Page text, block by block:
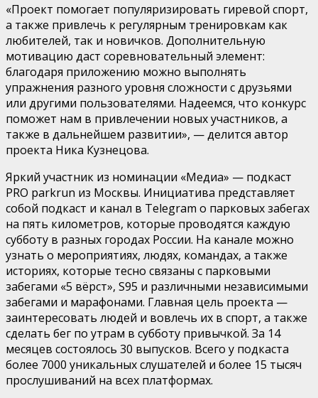
«Проект помогает популяризировать гиревой спорт,
а также привлечь к регулярным тренировкам как
любителей, так и новичков. Дополнительную
мотивацию даст соревновательный элемент:
благодаря приложению можно выполнять
упражнения разного уровня сложности с друзьями
или другими пользователями. Надеемся, что конкурс
поможет нам в привлечении новых участников, а
также в дальнейшем развитии», — делится автор
проекта Ника Кузнецова.
Яркий участник из номинации «Медиа» — подкаст
PRO parkrun из Москвы. Инициатива представляет
собой подкаст и канал в Telegram о парковых забегах
на пять километров, которые проводятся каждую
субботу в разных городах России. На канале можно
узнать о мероприятиях, людях, командах, а также
историях, которые тесно связаны с парковыми
забегами «5 вёрст», S95 и различными независимыми
забегами и марафонами. Главная цель проекта —
заинтересовать людей и вовлечь их в спорт, а также
сделать бег по утрам в субботу привычкой. За 14
месяцев состоялось 30 выпусков. Всего у подкаста
более 7000 уникальных слушателей и более 15 тысяч
прослушиваний на всех платформах.